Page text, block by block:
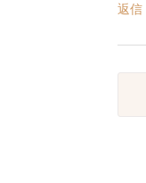
返信